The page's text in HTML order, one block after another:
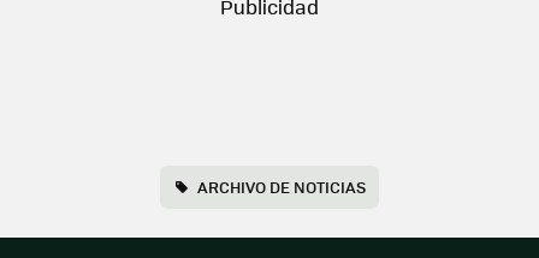
ARCHIVO DE NOTICIAS